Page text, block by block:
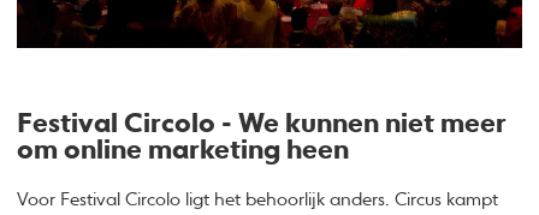
Festival Circolo - We kunnen niet meer
om online marketing heen
Voor Festival Circolo ligt het behoorlijk anders. Circus kampt